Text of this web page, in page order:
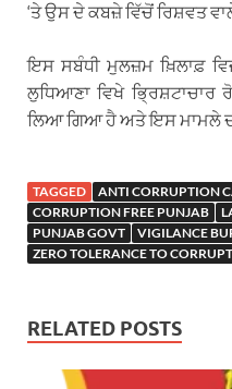
‘ਤੇ ਉਸ ਦੇ ਕਬਜ਼ੇ ਵਿੱਚੋਂ ਰਿਸ਼ਵਤ
ਇਸ ਸਬੰਧੀ ਮੁਲਜ਼ਮ ਖ਼ਿਲਾਫ਼
ਲੁਧਿਆਣਾ ਵਿਖੇ ਭ੍ਰਿਸ਼ਟਾਚਾਰ
ਲਿਆ ਗਿਆ ਹੈ ਅਤੇ ਇਸ ਮਾਮਲੇ
TAGGED
ANTI CORRUPTION
CORRUPTION FREE PUNJAB
PUNJAB GOVT
VIGILANCE
ZERO TOLERANCE TO
RELATED POSTS